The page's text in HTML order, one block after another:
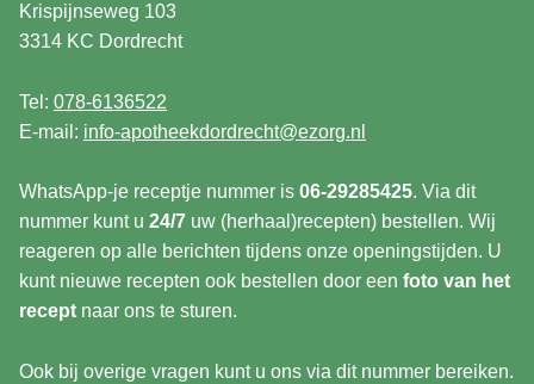
Krispijnseweg 103
3314 KC Dordrecht
Tel: 078-6136522
E-mail: info-apotheekdordrecht@ezorg.nl
WhatsApp-je receptje nummer is 06-29285425. Via dit
nummer kunt u 24/7 uw (herhaal)recepten) bestellen. Wij
reageren op alle berichten tijdens onze openingstijden. U
kunt nieuwe recepten ook bestellen door een foto van het
recept naar ons te sturen.
Ook bij overige vragen kunt u ons via dit nummer bereiken.